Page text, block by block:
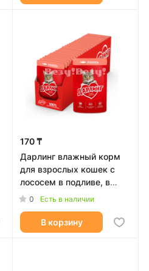
170 ₸
Дарлинг влажный корм
для взрослых кошек с
лососем в подливе, в
паучах - 75 г
0 Есть в наличии
В корзину